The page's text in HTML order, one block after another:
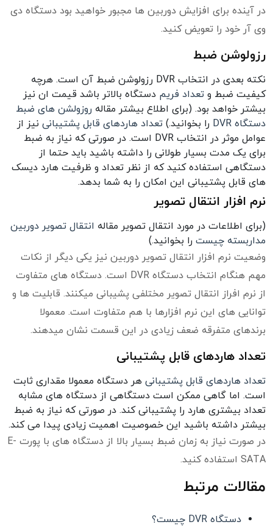
در آینده برای افزایش دوربین ها مجبور خواهید بود دستگاه دی
وی آر خود را تعویض کنید.
رزولوشن ضبط
نکته بعدی در انتخاب DVR رزولوشن ضبط آن است. هرچه
کیفیت ضبط و تعداد فریم دستگاه بالاتر باشد قیمت ان نیز
بیشتر خواهد بود. (برای اطلاع بیشتر مقاله روزولشن های ضبط
دستگاه DVR
را بخوانید.) تعداد هاردهای قابل پشتیبانی نیز از
عوامل موثر در انتخاب DVR است. در صورتی که نیاز به ضبط
برای یک مدت بسیار طولانی را داشته باشید باید حتما از
دستگاهی استفاده کنید که از نظر تعداد و ظرفیت هارد دیسک
های قابل پشتیبانی این امکان را به شما بدهد.
نرم افزار انتقال تصویر
(برای اطلاعات در مورد انتقال تصویر مقاله انتقال تصویر دوربین
مداربسته چیست را بخوانید.)
وضعیت نرم افزار انتقال تصویر دوربین نیز یکی دیگر از نکات
مهم هنگام انتخاب دستگاه DVR است. دستگاه های متفاوت
از نرم افراز انتقال تصویر مختلفی پشیبانی میکنند. قابلیت ها و
توانایی های این نرم افزارها با هم متفاوت است. معمولا
برندهای متفرقه ضعف زیادی در این قسمت نشان میدهند.
تعداد هاردهای قابل پشتیبانی
تعداد هاردهای قابل پشتیبانی هر دستگاه معمولا مقداری ثابت
است. اما گاهی ممکن است دستگاهی از دستگاه های مشابه
تعداد بیشتری هارد را پشتیبانی کند. در صورتی که نیاز به ضبط
بیشتر داشته باشید این خصوصیت اهمیت زیادی پیدا می کند.
در صورت نیاز به زمان ضبط بسیار بالا از دستگاه های با پورت E-
SATA استفاده کنید.
مقالات مرتبط
دستگاه DVR چیست؟